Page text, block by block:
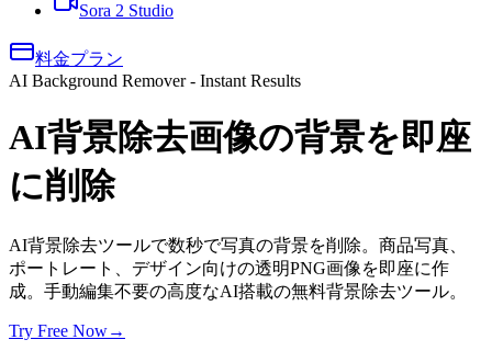
Sora 2 Studio
料金プラン
AI Background Remover - Instant Results
AI背景除去画像の背景を即座
に削除
AI背景除去ツールで数秒で写真の背景を削除。商品写真、
ポートレート、デザイン向けの透明PNG画像を即座に作
成。手動編集不要の高度なAI搭載の無料背景除去ツール。
Try Free Now→